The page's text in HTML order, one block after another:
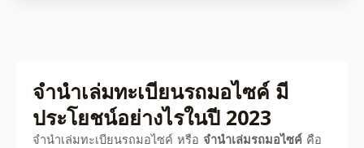
จํานําเล่มทะเบียนรถมอไซค์ มี
ประโยชน์อย่างไรในปี 2023
จํานําเล่มทะเบียนรถมอไซค์ หรือ จำนำเล่มรถมอไซค์ คือ